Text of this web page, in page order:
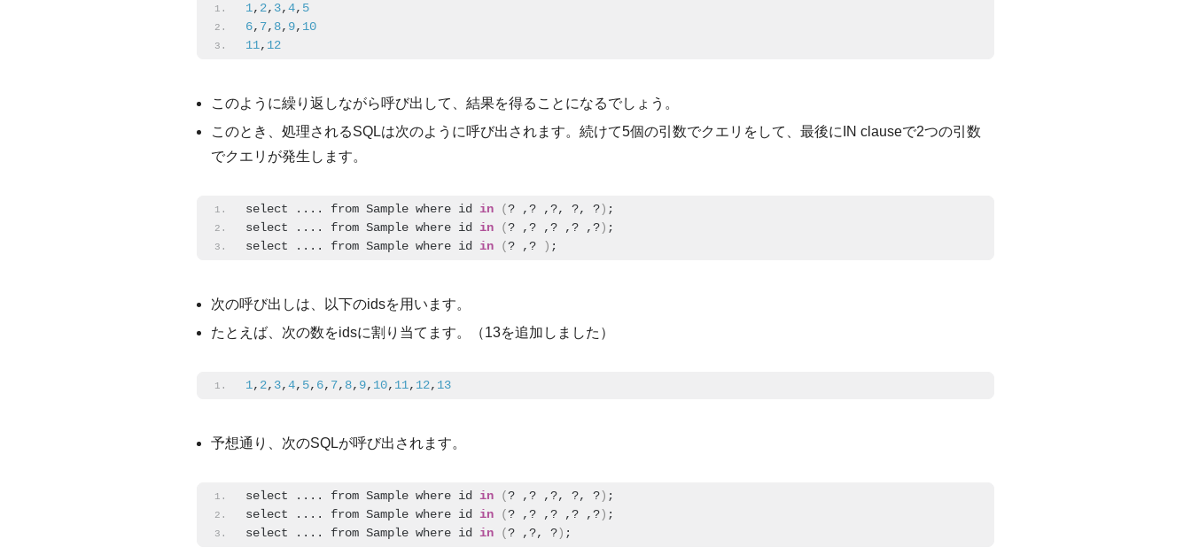
1, 2, 3,4, 5
6, 7, 8, 9, 10
11, 12
このように繰り返しながら呼び出して、結果を得ることになるでしょう。
このとき、処理されるSQLは次のように呼び出されます。続けて5個の引数でクエリをして、最後にIN clauseで2つの引数
でクエリが発生します。
select .... from Sample where id in (? ,? ,?, ?, ?) ;
select .... from Sample where id in (? ,? ,? ,? ,?) ;
select .... from Sample where id in (? ,? ) ;
次の呼び出しは、以下のidsを用います。
たとえば、次の数をidsに割り当てます。（13を追加しました）
1, 2, 3,4, 5, 6, 7, 8, 9, 10, 11, 12, 13
予想通り、次のSQLが呼び出されます。
select .... from Sample where id in (? ,? ,?, ?, ?) ;
select .... from Sample where id in (? ,? ,? ,? ,?) ;
select .... from Sample where id in (? ,?, ?) ;